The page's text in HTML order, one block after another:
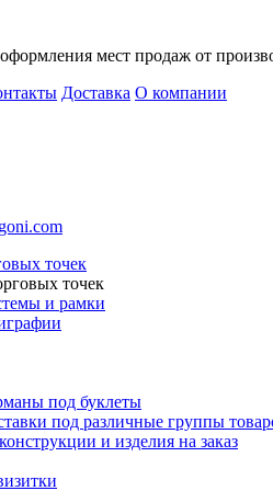
мест продаж от
Доставка О компании
точек
и рамки
под буклеты
под различные группы
и изделия на заказ